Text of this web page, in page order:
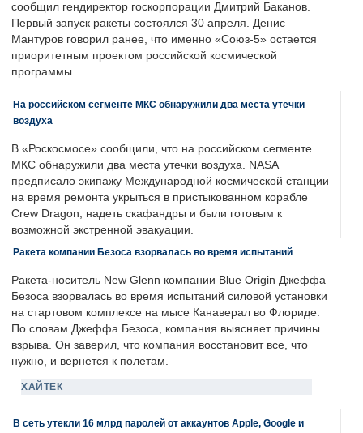
сообщил гендиректор госкорпорации Дмитрий Баканов.
Первый запуск ракеты состоялся 30 апреля. Денис
Мантуров говорил ранее, что именно «Союз-5» остается
приоритетным проектом российской космической
программы.
На российском сегменте МКС обнаружили два места утечки
воздуха
В «Роскосмосе» сообщили, что на российском сегменте
МКС обнаружили два места утечки воздуха. NASA
предписало экипажу Международной космической станции
на время ремонта укрыться в пристыкованном корабле
Crew Dragon, надеть скафандры и были готовым к
возможной экстренной эвакуации.
Ракета компании Безоса взорвалась во время испытаний
Ракета-носитель New Glenn компании Blue Origin Джеффа
Безоса взорвалась во время испытаний силовой установки
на стартовом комплексе на мысе Канаверал во Флориде.
По словам Джеффа Безоса, компания выясняет причины
взрыва. Он заверил, что компания восстановит все, что
нужно, и вернется к полетам.
ХАЙТЕК
В сеть утекли 16 млрд паролей от аккаунтов Apple, Google и